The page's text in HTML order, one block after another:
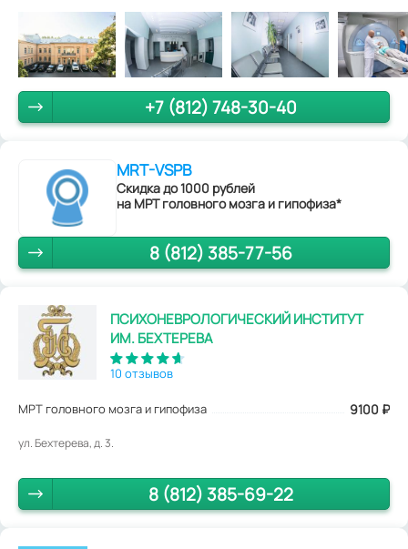
+7 (812) 748-30-40
MRT-VSPB
Скидка до 1000 рублей
на МРТ головного мозга и гипофиза*
8 (812) 385-77-56
ПСИХОНЕВРОЛОГИЧЕСКИЙ ИНСТИТУТ
ИМ. БЕХТЕРЕВА
10 отзывов
МРТ головного мозга и гипофиза 9100 ₽
ул. Бехтерева, д. 3.
8 (812) 385-69-22